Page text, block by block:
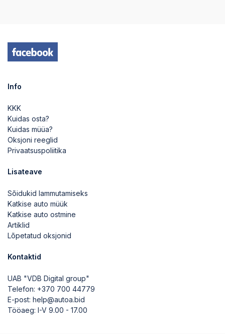
Info
KKK
Kuidas osta?
Kuidas müüa?
Oksjoni reeglid
Privaatsuspoliitika
Lisateave
Sõidukid lammutamiseks
Katkise auto müük
Katkise auto ostmine
Artiklid
Lõpetatud oksjonid
Kontaktid
UAB "VDB Digital group"
Telefon: +370 700 44779
E-post: help@autoa.bid
Tööaeg: I-V 9.00 - 17.00